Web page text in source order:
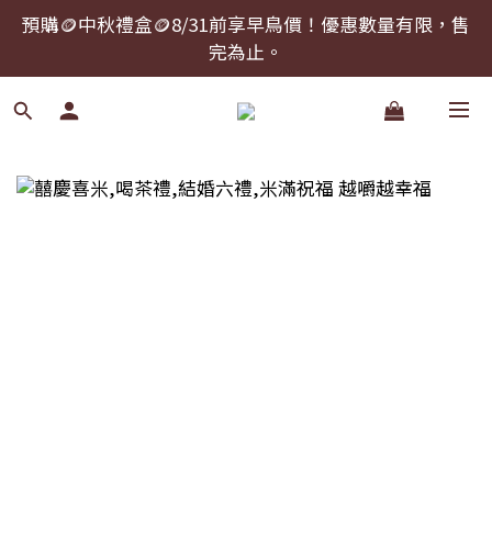
預購🪙中秋禮盒🪙8/31前享早鳥價！優惠數量有限，售
完為止。
預購🪙中秋禮盒🪙8/31前享早鳥價！優惠數量有限，售
完為止。
中秋禮盒提前下單，可以指定到貨日期！
預購🪙中秋禮盒🪙8/31前享早鳥價！優惠數量有限，售
完為止。